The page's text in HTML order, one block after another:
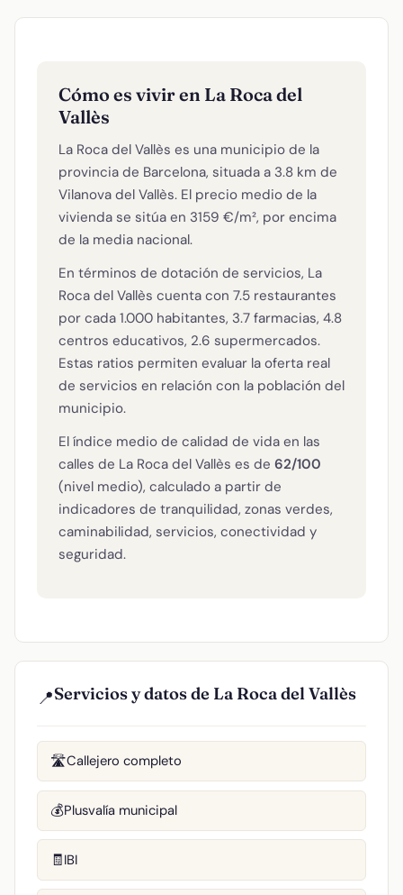
Cómo es vivir en La Roca del
Vallès
La Roca del Vallès es una municipio de la
provincia de Barcelona, situada a 3.8 km de
Vilanova del Vallès. El precio medio de la
vivienda se sitúa en 3159 €/m², por encima
de la media nacional.
En términos de dotación de servicios, La
Roca del Vallès cuenta con 7.5 restaurantes
por cada 1.000 habitantes, 3.7 farmacias, 4.8
centros educativos, 2.6 supermercados.
Estas ratios permiten evaluar la oferta real
de servicios en relación con la población del
municipio.
El índice medio de calidad de vida en las
calles de La Roca del Vallès es de 62/100
(nivel medio), calculado a partir de
indicadores de tranquilidad, zonas verdes,
caminabilidad, servicios, conectividad y
seguridad.
📍Servicios y datos de La Roca del Vallès
🛣️Callejero completo
💰Plusvalía municipal
🧾IBI